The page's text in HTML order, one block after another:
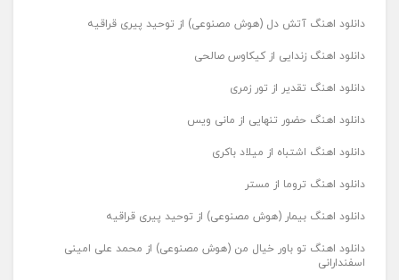
دانلود اهنگ آتش دل (هوش مصنوعی) از توحید پیری قراقیه
دانلود اهنگ زندایی از کیکاوس صالحی
دانلود اهنگ تقدیر از تور زمری
دانلود اهنگ حضور تنهایی از مانی ویس
دانلود اهنگ اشتباه از میلاد باکری
دانلود اهنگ تروما از مستر
دانلود اهنگ بیمار (هوش مصنوعی) از توحید پیری قراقیه
دانلود اهنگ تو باور خیال من (هوش مصنوعی) از محمد علی امینی
اسفندارانی